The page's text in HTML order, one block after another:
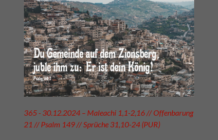
365 - 30.12.2024 – Maleachi 1,1-2,16 // Offenbarung
21 // Psalm 149 // Sprüche 31,10-24 (PUR)